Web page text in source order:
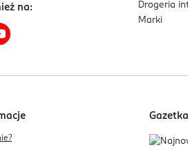
na:
Drogeria
Marki
Gazetka